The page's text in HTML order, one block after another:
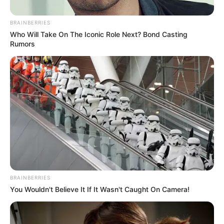
Camila Díaz - RCN Radio y Antena 2
Clásico RCN - etapa 7
BRAINBERRIES
Who Will Take On The Iconic Role Next? Bond Casting
Rumors
BRAINBERRIES
You Wouldn't Believe It If It Wasn't Caught On Camera!